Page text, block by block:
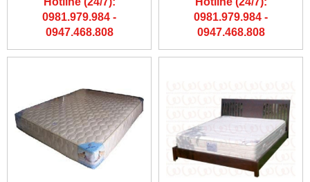
0981.979.984 -
0947.468.808
0981.979.984 -
0947.468.808